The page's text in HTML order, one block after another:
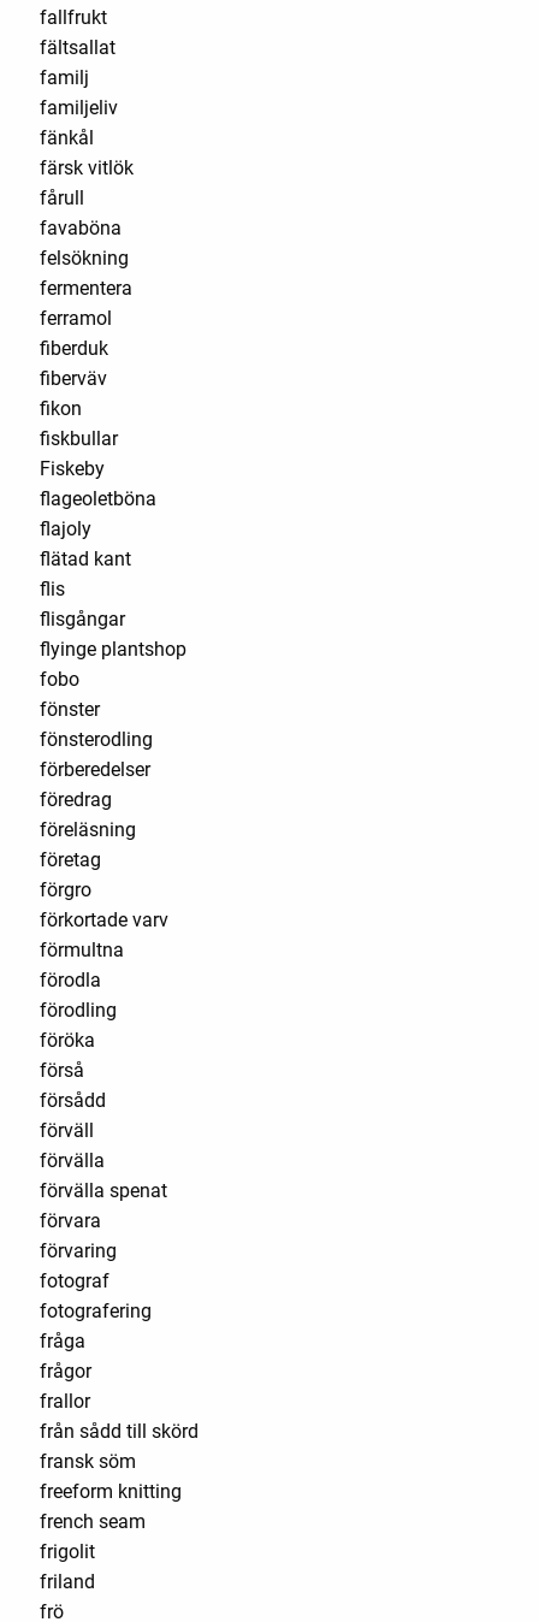
fallfrukt
fältsallat
familj
familjeliv
fänkål
färsk vitlök
fårull
favaböna
felsökning
fermentera
ferramol
fiberduk
fiberväv
fikon
fiskbullar
Fiskeby
flageoletböna
flajoly
flätad kant
flis
flisgångar
flyinge plantshop
fobo
fönster
fönsterodling
förberedelser
föredrag
föreläsning
företag
förgro
förkortade varv
förmultna
förodla
förodling
föröka
förså
försådd
förväll
förvälla
förvälla spenat
förvara
förvaring
fotograf
fotografering
fråga
frågor
frallor
från sådd till skörd
fransk söm
freeform knitting
french seam
frigolit
friland
frö